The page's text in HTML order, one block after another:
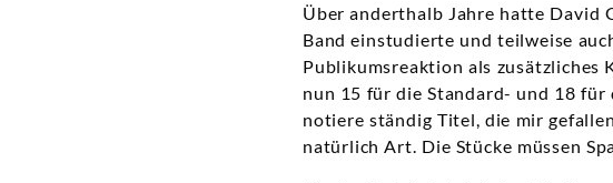
Über anderthalb Jahre hatte David
Band einstudierte und teilweise
Publikumsreaktion als zusätzliches
nun 15 für die Standard- und 18 für
notiere ständig Titel, die mir
natürlich Art. Die Stücke müssen